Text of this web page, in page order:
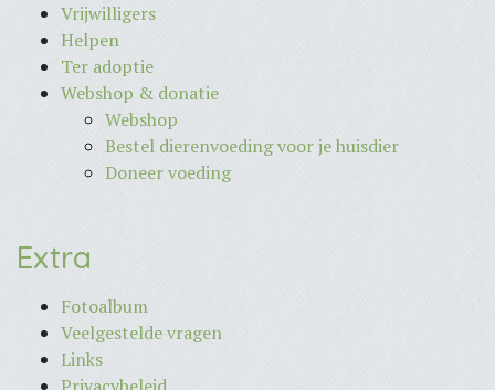
Vrijwilligers
Helpen
Ter adoptie
Webshop & donatie
Webshop
Bestel dierenvoeding voor je huisdier
Doneer voeding
Extra
Fotoalbum
Veelgestelde vragen
Links